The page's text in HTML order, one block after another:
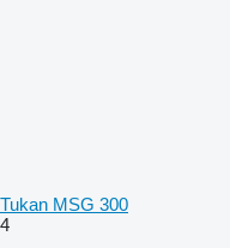
Tukan MSG 300
4